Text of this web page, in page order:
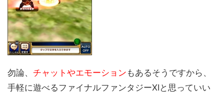
勿論、 チャットやエモーション もあるそうですから、
手軽に遊べるファイナルファンタジーXIと思っていい